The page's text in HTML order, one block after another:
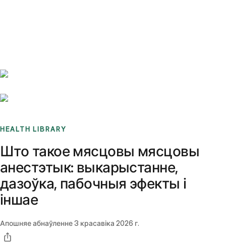
HEALTH LIBRARY
Што такое мясцовы мясцовы
анестэтык: выкарыстанне,
дазоўка, пабочныя эфекты і
іншае
Апошняе абнаўленне3 красавіка 2026 г.